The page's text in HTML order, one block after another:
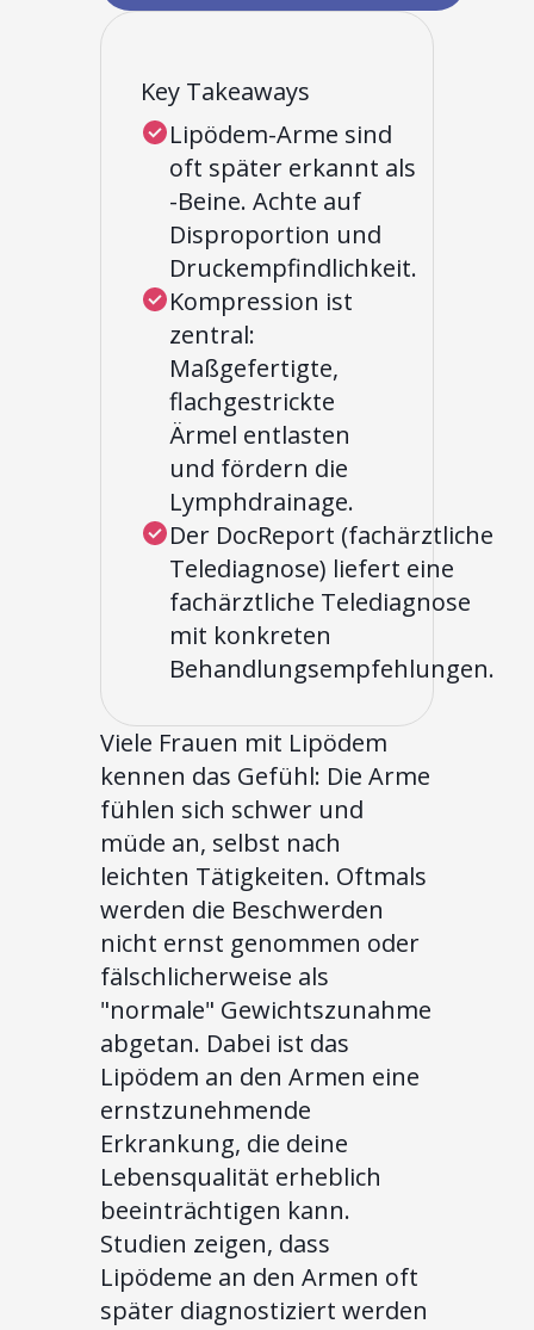
Key Takeaways
Lipödem-Arme sind
oft später erkannt als
-Beine. Achte auf
Disproportion und
Druckempfindlichkeit.
Kompression ist
zentral:
Maßgefertigte,
flachgestrickte
Ärmel entlasten
und fördern die
Lymphdrainage.
Der DocReport (fachärztliche
Telediagnose) liefert eine
fachärztliche Telediagnose
mit konkreten
Behandlungsempfehlungen.
Viele Frauen mit Lipödem
kennen das Gefühl: Die Arme
fühlen sich schwer und
müde an, selbst nach
leichten Tätigkeiten. Oftmals
werden die Beschwerden
nicht ernst genommen oder
fälschlicherweise als
"normale" Gewichtszunahme
abgetan. Dabei ist das
Lipödem an den Armen eine
ernstzunehmende
Erkrankung, die deine
Lebensqualität erheblich
beeinträchtigen kann.
Studien zeigen, dass
Lipödeme an den Armen oft
später diagnostiziert werden